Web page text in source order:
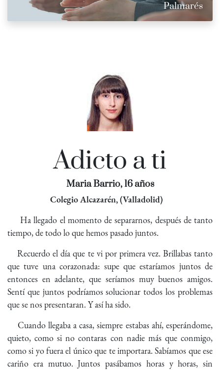
Palmarés
Adicto a ti
Maria Barrio, 16 años
Colegio Alcazarén, (Valladolid)
Ha llegado el momento de separarnos, después de tanto
tiempo, de todo lo que hemos pasado juntos.
Recuerdo el día que te vi por primera vez. Brillabas tanto
que tuve una corazonada: supe que estaríamos juntos de
entonces en adelante, que seríamos muy buenos amigos.
Sentí que juntos podríamos solucionar todos los problemas
que se nos presentaran. Y así ha sido.
Cuando llegaba a casa, siempre estabas ahí, esperándome,
quieto, como si no contaras con nadie más que conmigo,
como si yo fuera el único que te importara. Sabíamos que ese
cariño era mutuo. Juntos pasábamos horas y horas, sin